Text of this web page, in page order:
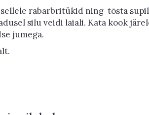
sellele rabarbritükid ning tõsta
silu veidi laiali. Kata kook
jumega.